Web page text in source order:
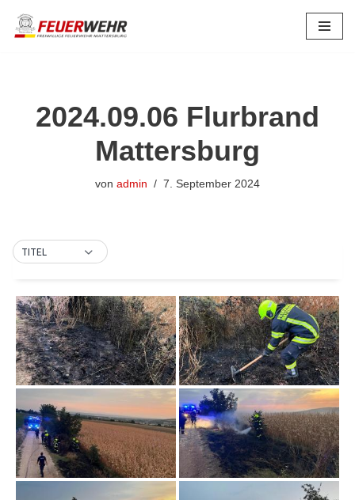
Zum
2024.09.06 Flurbrand
Mattersburg
von admin 7. September 2024
TITEL